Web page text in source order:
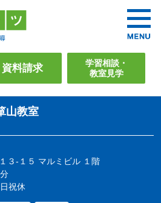
資料請求
学習相談・
教室見学
山教室
３-１５ マルミビル １階
祝休